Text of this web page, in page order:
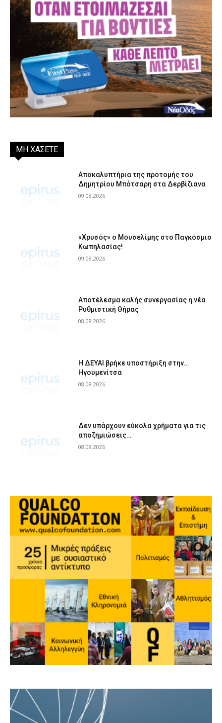
ΜΗ ΧΑΣΕΤΕ
Αποκαλυπτήρια της προτομής του
Δημητρίου Μπότσαρη στα Δερβίζιανα
09.08.2026
«Χρυσός» ο Μουσελίμης στο Παγκόσμιο
Κωπηλασίας!
09.08.2026
Αποτέλεσμα καλής συνεργασίας η νέα
Ρυθμιστική Θήρας
08.08.2026
Η ΔΕΥΑΙ βρήκε υποστήριξη στην…
Ηγουμενίτσα
08.08.2026
Δεν υπάρχουν εύκολα χρήματα για τις
αποζημιώσεις…
08.08.2026